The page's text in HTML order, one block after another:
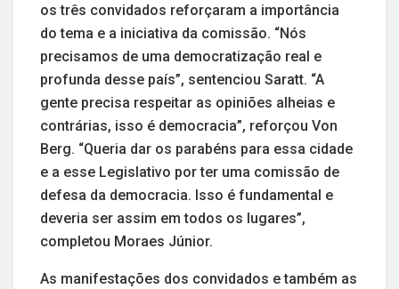
os três convidados reforçaram a importância
do tema e a iniciativa da comissão. “Nós
precisamos de uma democratização real e
profunda desse país”, sentenciou Saratt. “A
gente precisa respeitar as opiniões alheias e
contrárias, isso é democracia”, reforçou Von
Berg. “Queria dar os parabéns para essa cidade
e a esse Legislativo por ter uma comissão de
defesa da democracia. Isso é fundamental e
deveria ser assim em todos os lugares”,
completou Moraes Júnior.
As manifestações dos convidados e também as